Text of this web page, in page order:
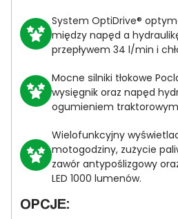
System OptiDrive®
między napęd a
przepływem 34 l/min i
Mocne silniki tłokowe
wysięgnik oraz napęd
ogumieniem traktorowym
Wielofunkcyjny
motogodziny, zużycie
zawór antypoślizgowy
LED 1000 lumenów.
OPCJE: